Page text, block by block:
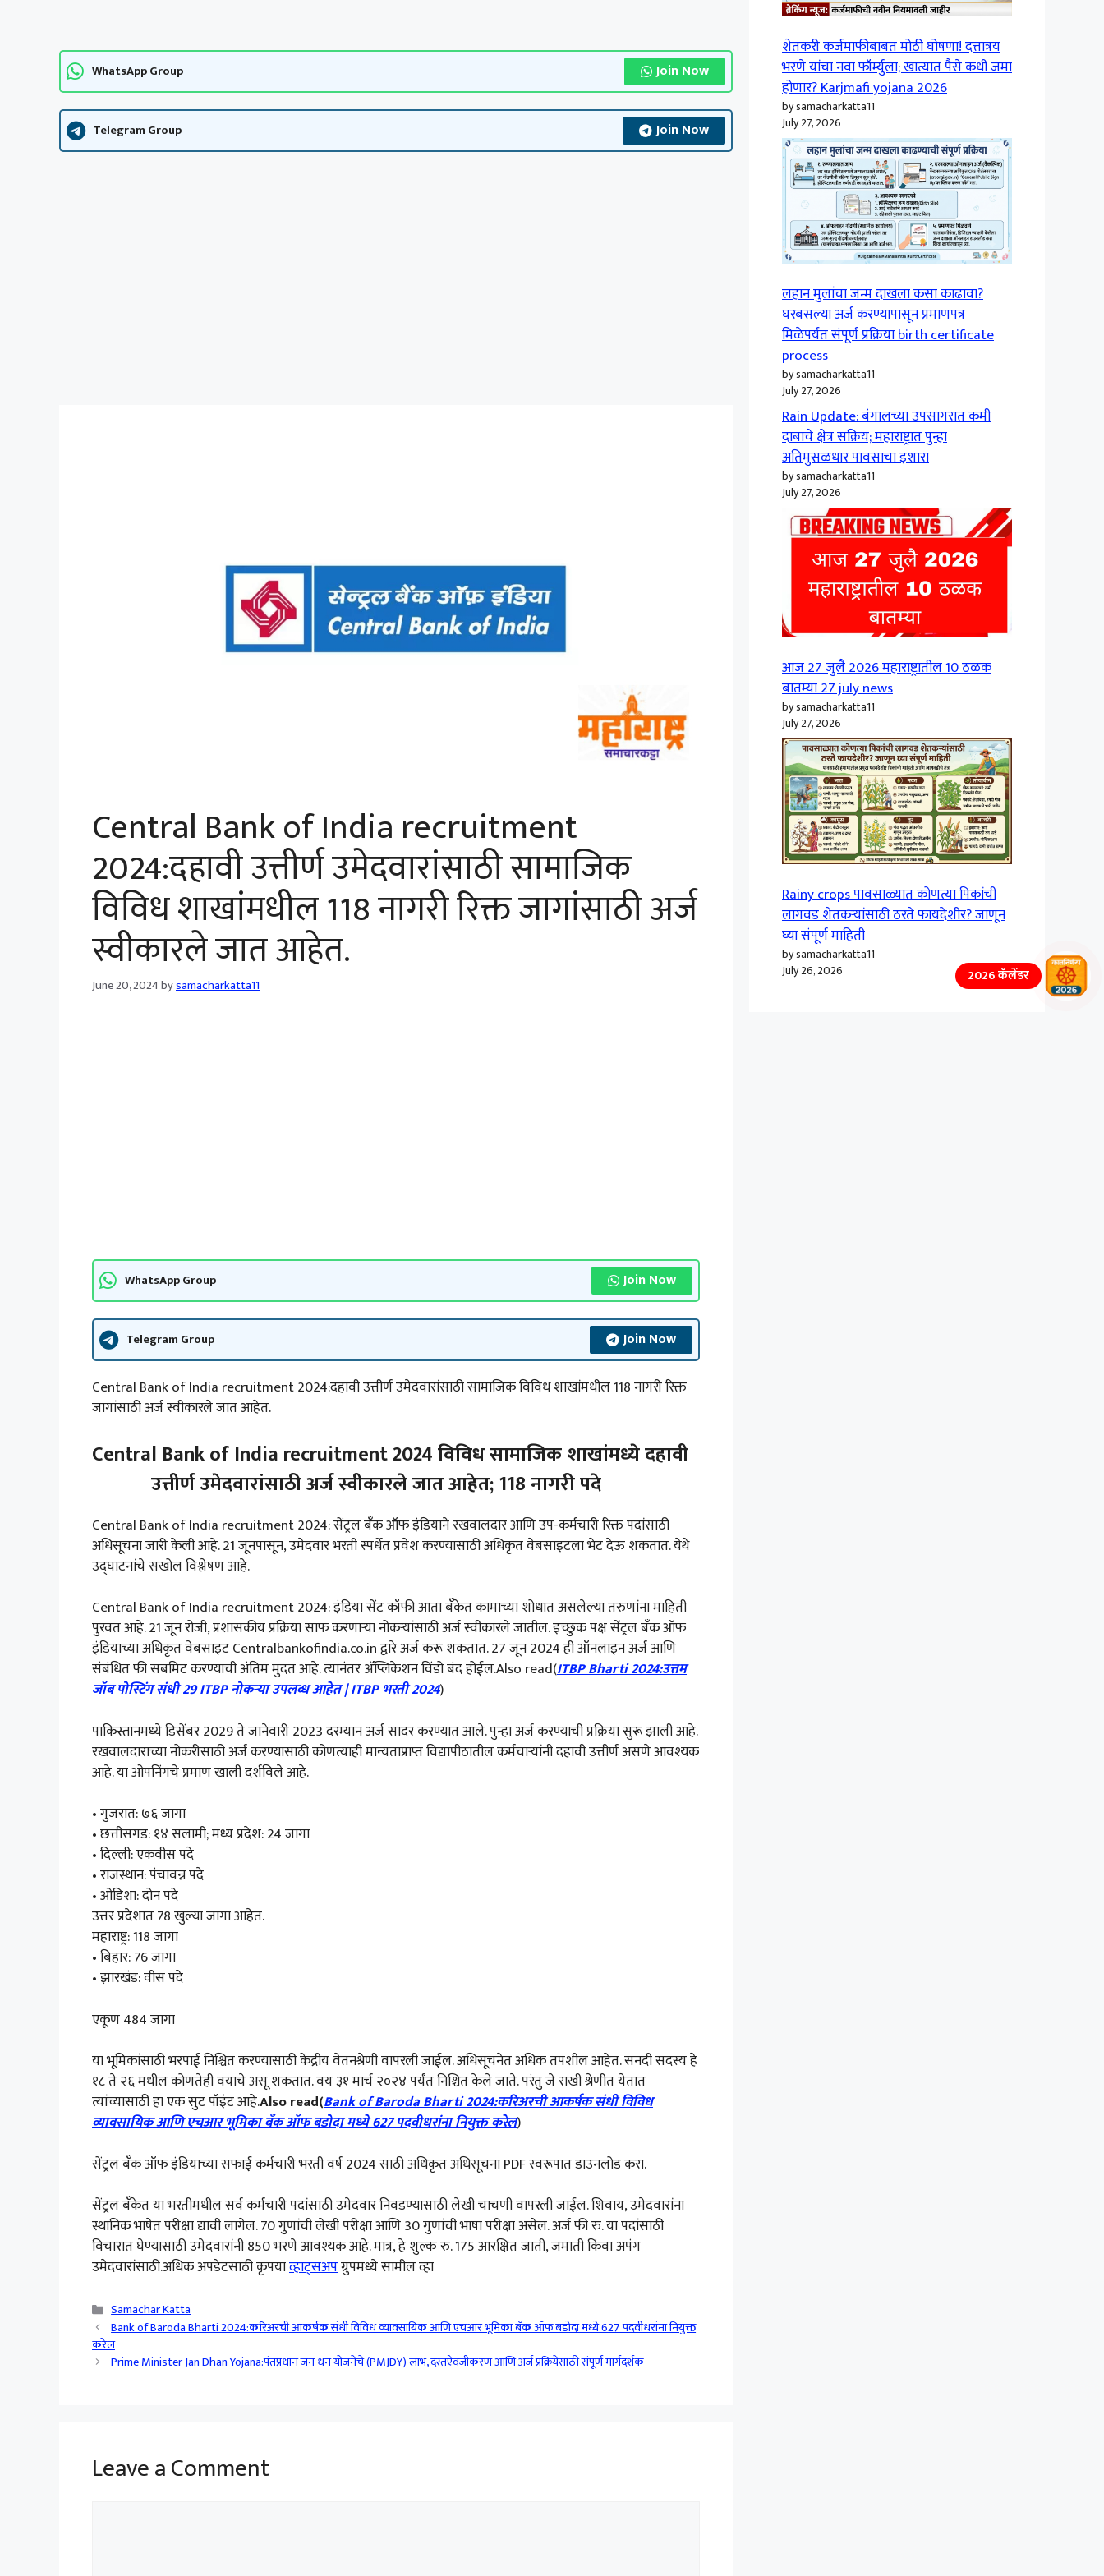
WhatsApp Group Join Now
Telegram Group Join Now
Central Bank of India recruitment
2024:दहावी उत्तीर्ण उमेदवारांसाठी सामाजिक
विविध शाखांमधील 118 नागरी रिक्त जागांसाठी अर्ज
स्वीकारले जात आहेत.
June 20, 2024bysamacharkatta11
WhatsApp Group Join Now
Telegram Group Join Now
Central Bank of India recruitment 2024:दहावी उत्तीर्ण उमेदवारांसाठी सामाजिक विविध शाखांमधील 118 नागरी रिक्त
जागांसाठी अर्ज स्वीकारले जात आहेत.
Central Bank of India recruitment 2024 विविध सामाजिक शाखांमध्ये दहावी
उत्तीर्ण उमेदवारांसाठी अर्ज स्वीकारले जात आहेत; 118 नागरी पदे
Central Bank of India recruitment 2024: सेंट्रल बँक ऑफ इंडियाने रखवालदार आणि उप-कर्मचारी रिक्त पदांसाठी
अधिसूचना जारी केली आहे. 21 जूनपासून, उमेदवार भरती स्पर्धेत प्रवेश करण्यासाठी अधिकृत वेबसाइटला भेट देऊ शकतात. येथे
उद्घाटनांचे सखोल विश्लेषण आहे.
Central Bank of India recruitment 2024: इंडिया सेंट कॉफी आता बँकेत कामाच्या शोधात असलेल्या तरुणांना माहिती
पुरवत आहे. 21 जून रोजी, प्रशासकीय प्रक्रिया साफ करणाऱ्या नोकऱ्यांसाठी अर्ज स्वीकारले जातील. इच्छुक पक्ष सेंट्रल बँक ऑफ
इंडियाच्या अधिकृत वेबसाइट Centralbankofindia.co.in द्वारे अर्ज करू शकतात. 27 जून 2024 ही ऑनलाइन अर्ज आणि
संबंधित फी सबमिट करण्याची अंतिम मुदत आहे. त्यानंतर ॲप्लिकेशन विंडो बंद होईल.Also read(ITBP Bharti 2024:उत्तम
जॉब पोस्टिंग संधी 29 ITBP नोकऱ्या उपलब्ध आहेत | ITBP भरती 2024)
पाकिस्तानमध्ये डिसेंबर 2029 ते जानेवारी 2023 दरम्यान अर्ज सादर करण्यात आले. पुन्हा अर्ज करण्याची प्रक्रिया सुरू झाली आहे.
रखवालदाराच्या नोकरीसाठी अर्ज करण्यासाठी कोणत्याही मान्यताप्राप्त विद्यापीठातील कर्मचाऱ्यांनी दहावी उत्तीर्ण असणे आवश्यक
आहे. या ओपनिंगचे प्रमाण खाली दर्शविले आहे.
• गुजरात: ७६ जागा
• छत्तीसगड: १४ सलामी; मध्य प्रदेश: 24 जागा
• दिल्ली: एकवीस पदे
• राजस्थान: पंचावन्न पदे
• ओडिशा: दोन पदे
उत्तर प्रदेशात 78 खुल्या जागा आहेत.
महाराष्ट्र: 118 जागा
• बिहार: 76 जागा
• झारखंड: वीस पदे
एकूण 484 जागा
या भूमिकांसाठी भरपाई निश्चित करण्यासाठी केंद्रीय वेतनश्रेणी वापरली जाईल. अधिसूचनेत अधिक तपशील आहेत. सनदी सदस्य हे
१८ ते २६ मधील कोणतेही वयाचे असू शकतात. वय ३१ मार्च २०२४ पर्यंत निश्चित केले जाते. परंतु जे राखी श्रेणीत येतात
त्यांच्यासाठी हा एक सुट पॉइंट आहे.Also read(Bank of Baroda Bharti 2024:करिअरची आकर्षक संधी विविध
व्यावसायिक आणि एचआर भूमिका बँकऑफ बडोदा मध्ये 627 पदवीधरांना नियुक्त करेल)
सेंट्रल बँक ऑफ इंडियाच्या सफाई कर्मचारी भरती वर्ष 2024 साठी अधिकृत अधिसूचना PDF स्वरूपात डाउनलोड करा.
सेंट्रल बँकेत या भरतीमधील सर्व कर्मचारी पदांसाठी उमेदवार निवडण्यासाठी लेखी चाचणी वापरली जाईल. शिवाय, उमेदवारांना
स्थानिक भाषेत परीक्षा द्यावी लागेल. 70 गुणांची लेखी परीक्षा आणि 30 गुणांची भाषा परीक्षा असेल. अर्ज फी रु. या पदांसाठी
विचारात घेण्यासाठी उमेदवारांनी 850 भरणे आवश्यक आहे. मात्र, हे शुल्क रु. 175 आरक्षित जाती, जमाती किंवा अपंग
उमेदवारांसाठी.अधिक अपडेटसाठी कृपयाव्हाट्सअपग्रुपमध्ये सामील व्हा
Categories
Samachar Katta
Bank of Baroda Bharti 2024:करिअरची आकर्षक संधी विविध व्यावसायिक आणि एचआर भूमिका बँक ऑफ बडोदा मध्ये 627 पदवीधरांना नियुक्त
करेल
Prime Minister Jan Dhan Yojana:पंतप्रधान जन धन योजनेचे (PMJDY) लाभ, दस्तऐवजीकरण आणि अर्ज प्रक्रियेसाठी संपूर्ण मार्गदर्शक
Leave a Comment
शेतकरी कर्जमाफीबाबत मोठी घोषणा! दत्तात्रय
भरणे यांचा नवा फॉर्म्युला; खात्यात पैसे कधी जमा
होणार? Karjmafi yojana 2026
by samacharkatta11
July 27, 2026
लहान मुलांचा जन्म दाखला कसा काढावा?
घरबसल्या अर्ज करण्यापासून प्रमाणपत्र
मिळेपर्यंत संपूर्ण प्रक्रिया birth certificate
process
by samacharkatta11
July 27, 2026
Rain Update: बंगालच्या उपसागरात कमी
दाबाचे क्षेत्र सक्रिय; महाराष्ट्रात पुन्हा
अतिमुसळधार पावसाचा इशारा
by samacharkatta11
July 27, 2026
आज 27 जुलै 2026 महाराष्ट्रातील 10 ठळक
बातम्या 27 july news
by samacharkatta11
July 27, 2026
Rainy crops पावसाळ्यात कोणत्या पिकांची
लागवड शेतकऱ्यांसाठी ठरते फायदेशीर? जाणून
घ्या संपूर्ण माहिती
by samacharkatta11
July 26, 2026
2026 कॅलेंडर